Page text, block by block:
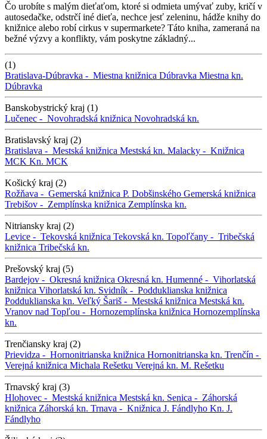
Čo urobíte s malým dieťaťom, ktoré si odmieta umývať zuby, kričí v
autosedačke, odstrčí iné dieťa, nechce jesť zeleninu, hádže knihy do
knižnice alebo robí cirkus v supermarkete? Táto kniha, zameraná na
bežné výzvy a konflikty, vám poskytne základný...
(1)
Bratislava-Dúbravka - Miestna knižnica Dúbravka Miestna kn.
Dúbravka
Banskobystrický kraj (1)
Lučenec - Novohradská knižnica Novohradská kn.
Bratislavský kraj (2)
Bratislava - Mestská knižnica Mestská kn. Malacky - Knižnica
MCK Kn. MCK
Košický kraj (2)
Rožňava - Gemerská knižnica P. Dobšinského Gemerská knižnica
Trebišov - Zemplínska knižnica Zemplínska kn.
Nitriansky kraj (2)
Levice - Tekovská knižnica Tekovská kn. Topoľčany - Tribečská
knižnica Tribečská kn.
Prešovský kraj (5)
Bardejov - Okresná knižnica Okresná kn. Humenné - Vihorlatská
knižnica Vihorlatská kn. Svidník - Podduklianska knižnica
Podduklianska kn. Veľký Šariš - Mestská knižnica Mestská kn.
Vranov nad Topľou - Hornozemplínska knižnica Hornozemplínska
kn.
Trenčiansky kraj (2)
Prievidza - Hornonitrianska knižnica Hornonitrianska kn. Trenčín -
Verejná knižnica Michala Rešetku Verejná kn. M. Rešetku
Trnavský kraj (3)
Hlohovec - Mestská knižnica Mestská kn. Senica - Záhorská
knižnica Záhorská kn. Trnava - Knižnica J. Fándlyho Kn. J.
Fándlyho